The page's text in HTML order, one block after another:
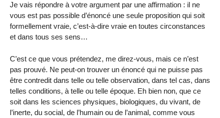
Je vais répondre à votre argument par une affirmation : il ne
vous est pas possible d’énoncé une seule proposition qui soit
formellement vraie, c’est-à-dire vraie en toutes circonstances
et dans tous ses sens…
C’est ce que vous prétendez, me direz-vous, mais ce n’est
pas prouvé. Ne peut-on trouver un énoncé qui ne puisse pas
être contredit dans telle ou telle observation, dans tel cas, dans
telles conditions, à telle ou telle époque. Eh bien non, que ce
soit dans les sciences physiques, biologiques, du vivant, de
l’inerte, du social, de l’humain ou de l’animal, comme vous